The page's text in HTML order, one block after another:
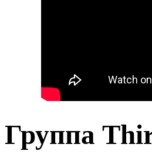
Группа